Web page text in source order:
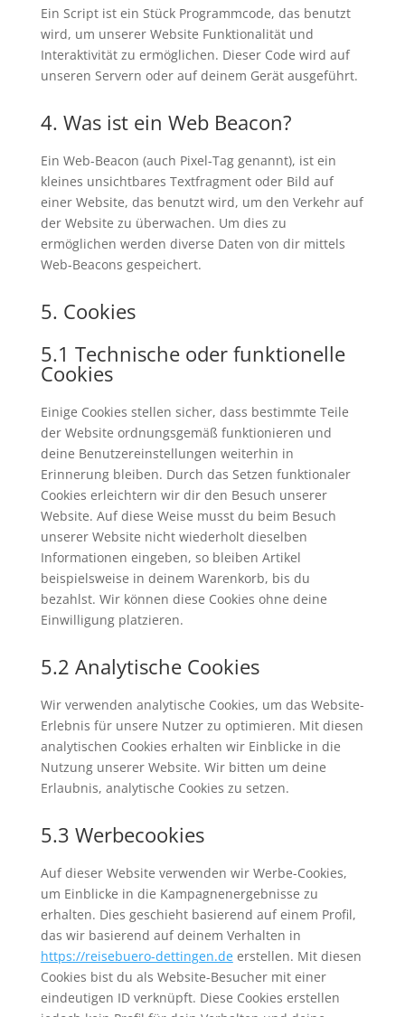
Ein Script ist ein Stück Programmcode, das benutzt
wird, um unserer Website Funktionalität und
Interaktivität zu ermöglichen. Dieser Code wird auf
unseren Servern oder auf deinem Gerät ausgeführt.
4. Was ist ein Web Beacon?
Ein Web-Beacon (auch Pixel-Tag genannt), ist ein
kleines unsichtbares Textfragment oder Bild auf
einer Website, das benutzt wird, um den Verkehr auf
der Website zu überwachen. Um dies zu
ermöglichen werden diverse Daten von dir mittels
Web-Beacons gespeichert.
5. Cookies
5.1 Technische oder funktionelle
Cookies
Einige Cookies stellen sicher, dass bestimmte Teile
der Website ordnungsgemäß funktionieren und
deine Benutzereinstellungen weiterhin in
Erinnerung bleiben. Durch das Setzen funktionaler
Cookies erleichtern wir dir den Besuch unserer
Website. Auf diese Weise musst du beim Besuch
unserer Website nicht wiederholt dieselben
Informationen eingeben, so bleiben Artikel
beispielsweise in deinem Warenkorb, bis du
bezahlst. Wir können diese Cookies ohne deine
Einwilligung platzieren.
5.2 Analytische Cookies
Wir verwenden analytische Cookies, um das Website-
Erlebnis für unsere Nutzer zu optimieren. Mit diesen
analytischen Cookies erhalten wir Einblicke in die
Nutzung unserer Website. Wir bitten um deine
Erlaubnis, analytische Cookies zu setzen.
5.3 Werbecookies
Auf dieser Website verwenden wir Werbe-Cookies,
um Einblicke in die Kampagnenergebnisse zu
erhalten. Dies geschieht basierend auf einem Profil,
das wir basierend auf deinem Verhalten in
https://reisebuero-dettingen.deerstellen. Mit diesen
Cookies bist du als Website-Besucher mit einer
eindeutigen ID verknüpft. Diese Cookies erstellen